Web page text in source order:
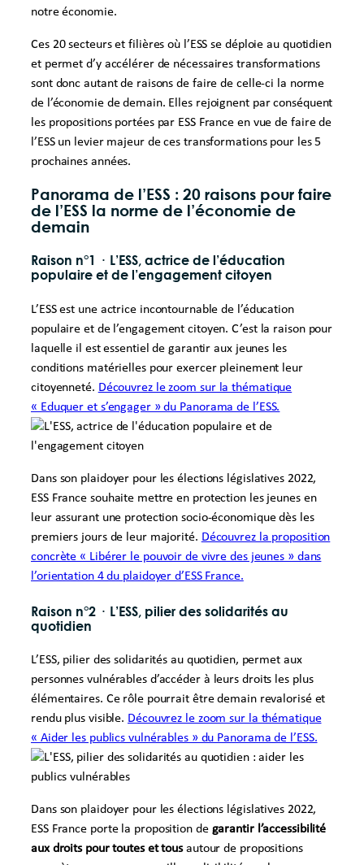
notre économie.
Ces 20 secteurs et filières où l’ESS se déploie au quotidien
et permet d’y accélérer de nécessaires transformations
sont donc autant de raisons de faire de celle-ci la norme
de l’économie de demain. Elles rejoignent par conséquent
les propositions portées par ESS France en vue de faire de
l’ESS un levier majeur de ces transformations pour les 5
prochaines années.
Panorama de l’ESS : 20 raisons pour faire
de l’ESS la norme de l’économie de
demain
Raison n°1 · L’ESS, actrice de l’éducation
populaire et de l’engagement citoyen
L’ESS est une actrice incontournable de l’éducation
populaire et de l’engagement citoyen. C’est la raison pour
laquelle il est essentiel de garantir aux jeunes les
conditions matérielles pour exercer pleinement leur
citoyenneté. Découvrez le zoom sur la thématique
« Eduquer et s’engager » du Panorama de l’ESS.
Dans son plaidoyer pour les élections législatives 2022,
ESS France souhaite mettre en protection les jeunes en
leur assurant une protection socio-économique dès les
premiers jours de leur majorité. Découvrez la proposition
concrète « Libérer le pouvoir de vivre des jeunes » dans
l’orientation 4 du plaidoyer d’ESS France.
Raison n°2 · L’ESS, pilier des solidarités au
quotidien
L’ESS, pilier des solidarités au quotidien, permet aux
personnes vulnérables d’accéder à leurs droits les plus
élémentaires. Ce rôle pourrait être demain revalorisé et
rendu plus visible. Découvrez le zoom sur la thématique
« Aider les publics vulnérables » du Panorama de l’ESS.
Dans son plaidoyer pour les élections législatives 2022,
ESS France porte la proposition de garantir l’accessibilité
aux droits pour toutes et tousautour de propositions